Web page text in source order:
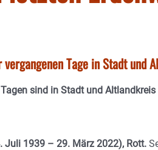
Tage in Stadt und
sind in Stadt und
Juli 1939 – 29. März 2022), Rott.